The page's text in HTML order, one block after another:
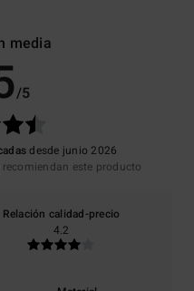
media
/5
desde junio 2026
este producto
Relación calidad-precio
4.2